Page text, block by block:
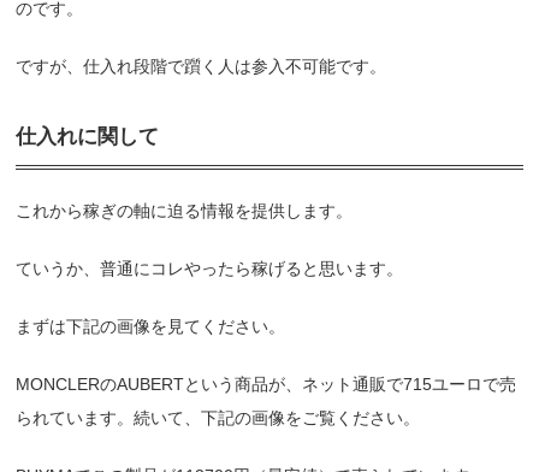
のです。
ですが、仕入れ段階で躓く人は参入不可能です。
仕入れに関して
これから稼ぎの軸に迫る情報を提供します。
ていうか、普通にコレやったら稼げると思います。
まずは下記の画像を見てください。
MONCLERのAUBERTという商品が、ネット通販で715ユーロで売
られています。続いて、下記の画像をご覧ください。